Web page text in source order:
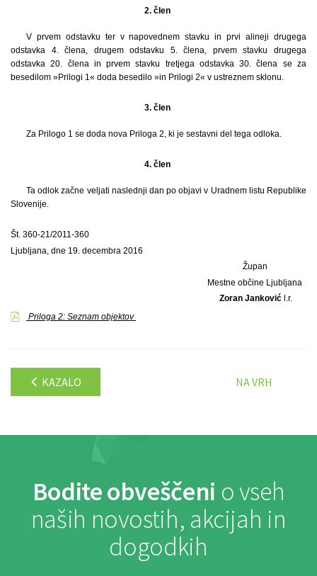
2. člen
V prvem odstavku ter v napovednem stavku in prvi alineji drugega
odstavka 4. člena, drugem odstavku 5. člena, prvem stavku drugega
odstavka 20. člena in prvem stavku tretjega odstavka 30. člena se za
besedilom »Prilogi 1« doda besedilo »in Prilogi 2« v ustreznem sklonu.
3. člen
Za Prilogo 1 se doda nova Priloga 2, ki je sestavni del tega odloka.
4. člen
Ta odlok začne veljati naslednji dan po objavi v Uradnem listu Republike
Slovenije.
Št. 360-21/2011-360
Ljubljana, dne 19. decembra 2016
Župan
Mestne občine Ljubljana
Zoran Janković l.r.
Priloga 2: Seznam objektov
KAZALO NA VRH
Bodite obveščeni o vseh
naših novostih, akcijah in
dogodkih